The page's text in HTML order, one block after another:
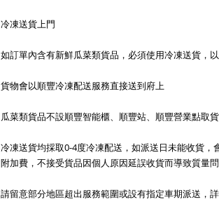
冷凍送貨上門
如訂單內含有新鮮瓜菜類貨品，必須使用冷凍送貨，
貨物會以順豐冷凍配送服務直接送到府上
瓜菜類貨品不設順豐智能櫃、順豐站、順豐營業點取貨
冷凍送貨均採取0-4度冷凍配送，如派送日未能收貨
附加費，不接受貨品因個人原因延誤收貨而導致質量問
請留意部分地區超出服務範圍或設有指定車期派送，